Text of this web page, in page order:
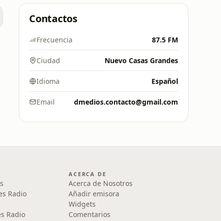
Contactos
Frecuencia 87.5 FM
Ciudad Nuevo Casas Grandes
Idioma Español
Email dmedios.contacto@gmail.com
Radio
Radio
ACERCA DE
Acerca de Nosotros
Añadir emisora
Widgets
Comentarios